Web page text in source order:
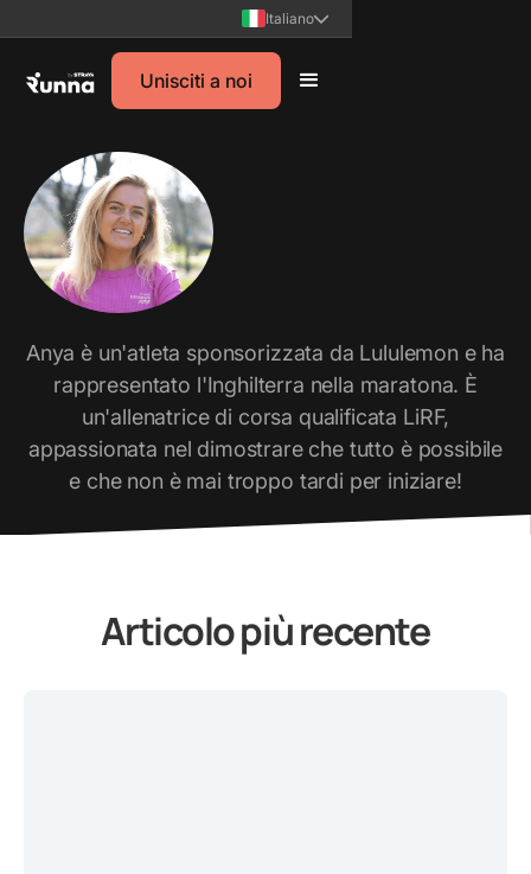
Italiano
Unisciti a noi
Anya è un'atleta sponsorizzata da Lululemon e ha
rappresentato l'Inghilterra nella maratona. È
un'allenatrice di corsa qualificata LiRF,
appassionata nel dimostrare che tutto è possibile
e che non è mai troppo tardi per iniziare!
Articolo più recente